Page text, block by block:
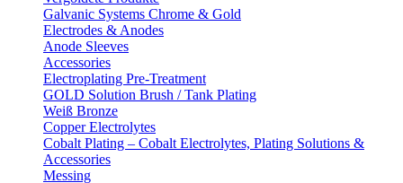
Galvanic Systems Chrome & Gold
Electrodes & Anodes
Anode Sleeves
Accessories
Electroplating Pre-Treatment
GOLD Solution Brush / Tank Plating
Weiß Bronze
Copper Electrolytes
Cobalt Plating – Cobalt Electrolytes, Plating Solutions &
Accessories
Messing